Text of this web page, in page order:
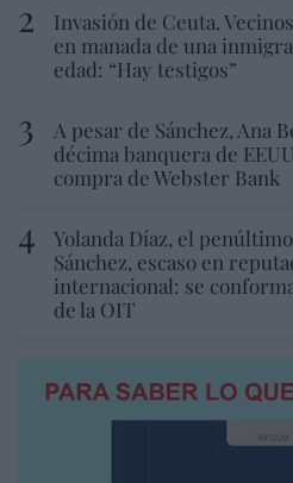
Invasión de Ceuta.
en manada de una
edad: “Hay testigos”
A pesar de Sánchez, Ana
décima banquera de
compra de Webster Bank
Yolanda Díaz, el
Sánchez, escaso en
internacional: se
de la OIT